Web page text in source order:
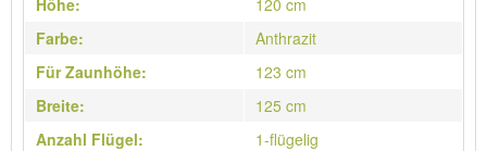
Höhe:
120 cm
Farbe:
Anthrazit
Für Zaunhöhe:
123 cm
Breite:
125 cm
Anzahl Flügel:
1-flügelig